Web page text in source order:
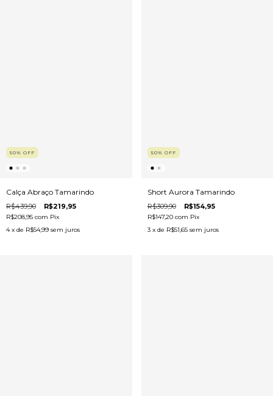
50% OFF
Calça Abraço Tamarindo
R$439,90 R$219,95
R$208,95 com Pix
4 x de R$54,99 sem juros
50% OFF
Short Aurora Tamarindo
R$309,90 R$154,95
R$147,20 com Pix
3 x de R$51,65 sem juros